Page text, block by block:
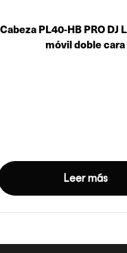
Cabeza PL40-HB PRO DJ
móvil doble cara
Leer más